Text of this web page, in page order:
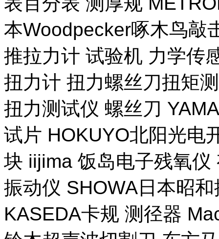
本Woodpecker啄木鸟敲
推拉力计 试验机 力学传
扭力计 扭力螺丝刀扭矩
扭力测试仪 螺丝刀
试片 HOKUYO北阳光电
块 iijima 饭岛电子残氧
振动仪 SHOWA日本昭
KASEDA卡规 测径器